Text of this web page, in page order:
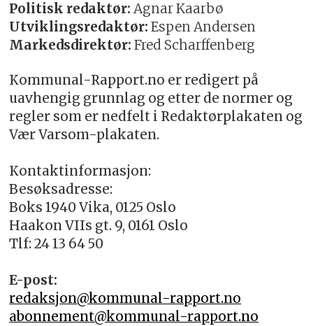
Politisk redaktør: Agnar Kaarbø
Utviklingsredaktør: Espen Andersen
Markedsdirektør: Fred Scharffenberg
Kommunal-Rapport.no er redigert på
uavhengig grunnlag og etter de normer og
regler som er nedfelt i Redaktørplakaten og
Vær Varsom-plakaten.
Kontaktinformasjon:
Besøksadresse:
Boks 1940 Vika, 0125 Oslo
Haakon VIIs gt. 9, 0161 Oslo
Tlf: 24 13 64 50
E-post:
redaksjon@kommunal-rapport.no
abonnement@kommunal-rapport.no